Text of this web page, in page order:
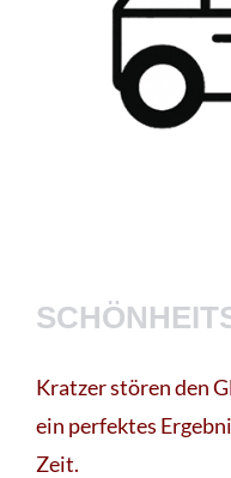
Kratzer stören den
ein perfektes
Zeit.